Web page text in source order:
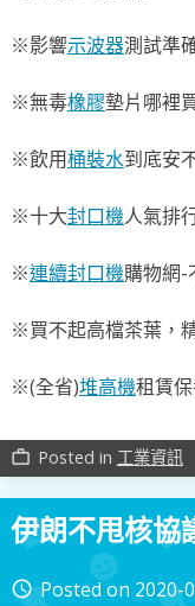
※影響示波器測試準
※無毒橡膠墊片哪裡
※飲用桶裝水到底安
※十大封口機人氣排
※連續封口機購物網-
※買不起高檔茶葉，
※(全省)堆高機租賃
work_outline Posted in 工業資訊
伊朗不甩核協
access_time Posted on 2020-